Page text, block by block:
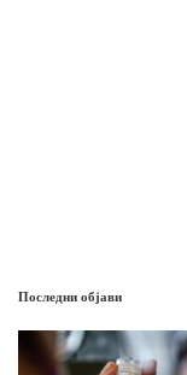
Последни објави